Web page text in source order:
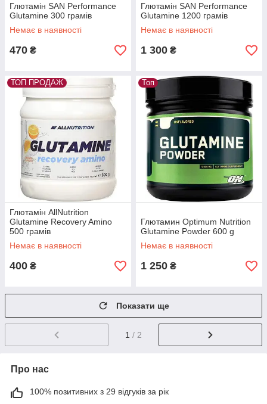
Глютамін SAN Performance
Glutamine 300 грамів
Немає в наявності
470 ₴
Глютамін SAN Performance
Glutamine 1200 грамів
Немає в наявності
1 300 ₴
ТОП ПРОДАЖ
Глютамін AllNutrition
Glutamine Recovery Amino
500 грамів
Немає в наявності
400 ₴
Топ
Глютамин Optimum Nutrition
Glutamine Powder 600 g
Немає в наявності
1 250 ₴
Показати ще
1 / 2
Про нас
100% позитивних з 29 відгуків за рік